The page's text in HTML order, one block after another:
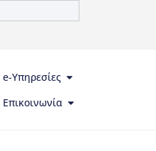
e-Υπηρεσίες
Επικοινωνία